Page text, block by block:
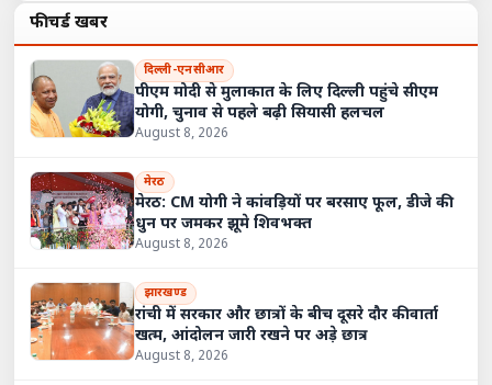
फीचर्ड खबरें
दिल्ली-एनसीआर
पीएम मोदी से मुलाकात के लिए दिल्ली पहुंचे सीएम
योगी, चुनाव से पहले बढ़ी सियासी हलचल
August 8, 2026
मेरठ
मेरठ: CM योगी ने कांवड़ियों पर बरसाए फूल, डीजे की
धुन पर जमकर झूमे शिवभक्त
August 8, 2026
झारखण्ड
रांची में सरकार और छात्रों के बीच दूसरे दौर की वार्ता
खत्म, आंदोलन जारी रखने पर अड़े छात्र
August 8, 2026